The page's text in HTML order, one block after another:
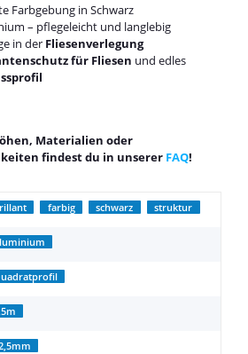
Farbgebung in Schwarz
– pflegeleicht und langlebig
in der Fliesenverlegung
für Fliesen und edles
Materialien oder
findest du in unserer FAQ!
farbig schwarz struktur